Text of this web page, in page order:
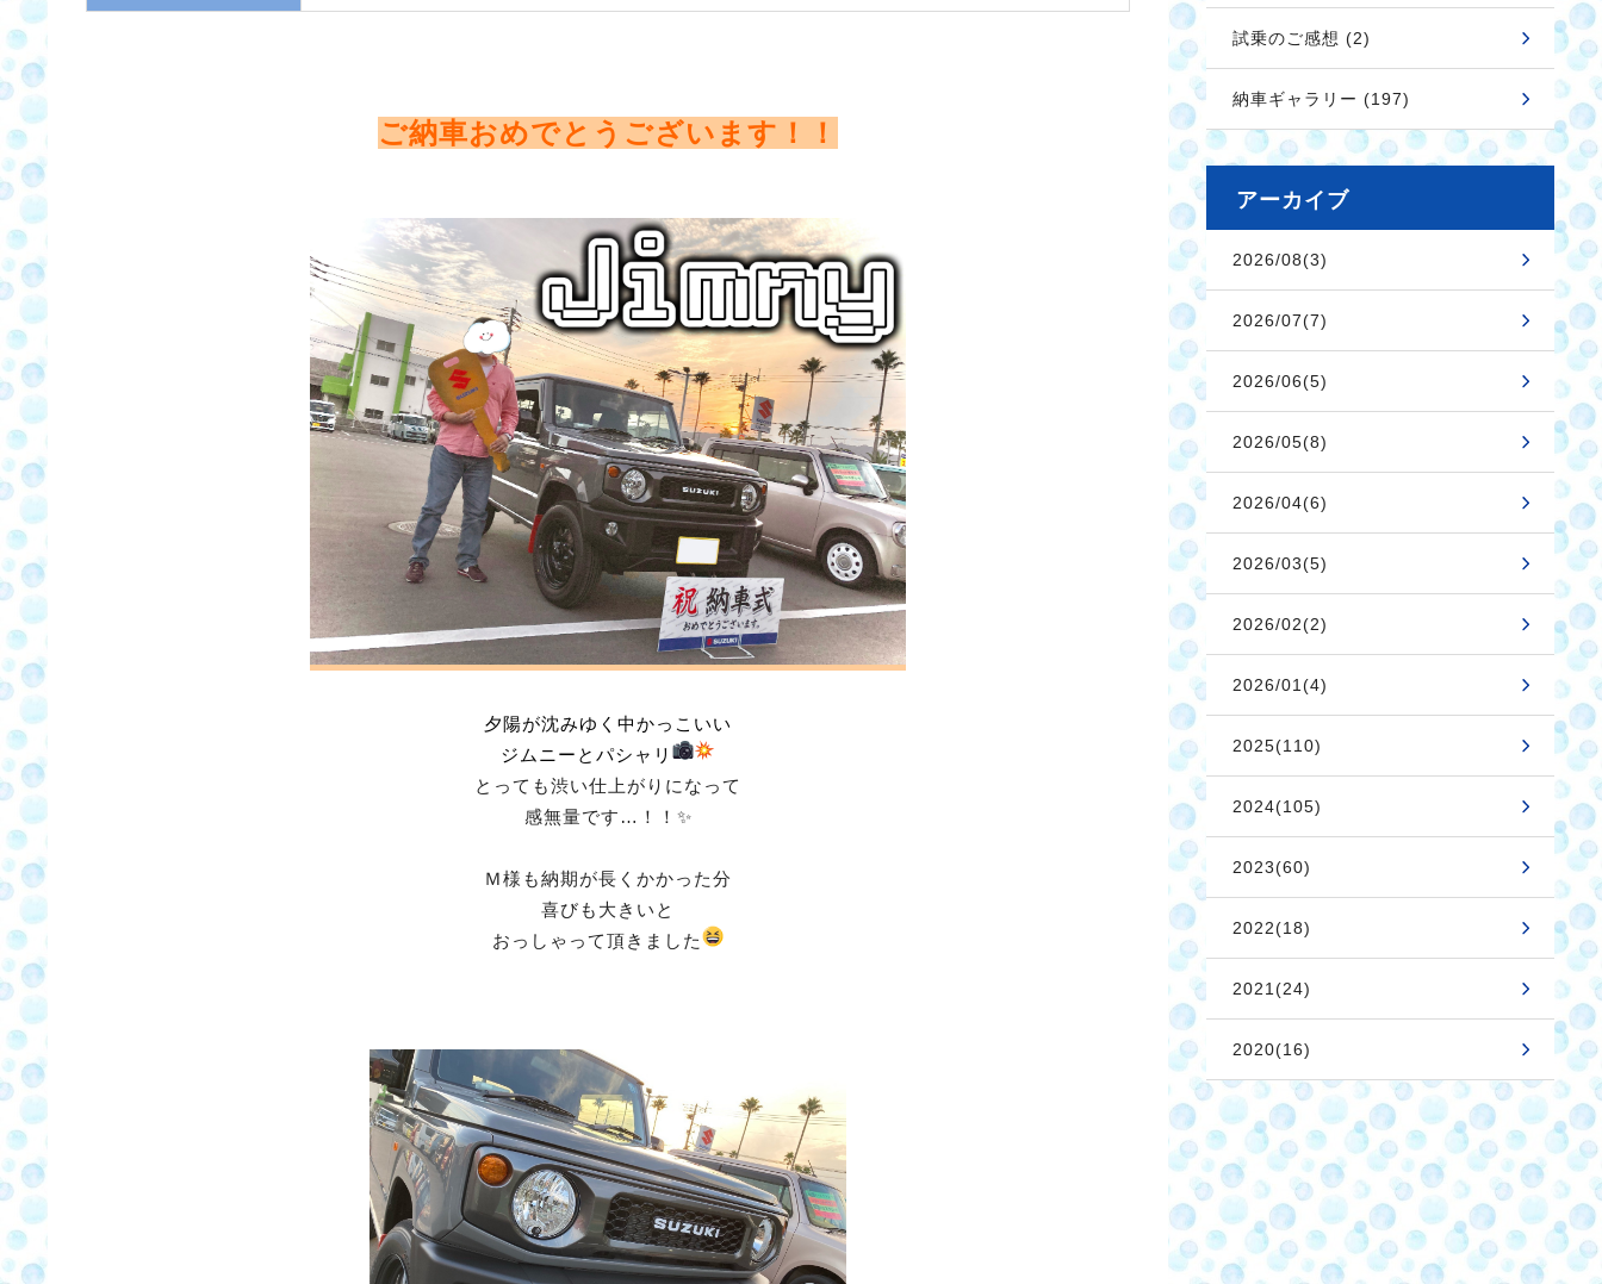
ご納車おめでとうございます！！
夕陽が沈みゆく中かっこいい
ジムニーとパシャリ
とっても渋い仕上がりになって
感無量です…！！✨
Ｍ様も納期が長くかかった分
喜びも大きいと
おっしゃって頂きました
試乗のご感想 (2)
納車ギャラリー (197)
アーカイブ
2026/08(3)
2026/07(7)
2026/06(5)
2026/05(8)
2026/04(6)
2026/03(5)
2026/02(2)
2026/01(4)
2025(110)
2024(105)
2023(60)
2022(18)
2021(24)
2020(16)